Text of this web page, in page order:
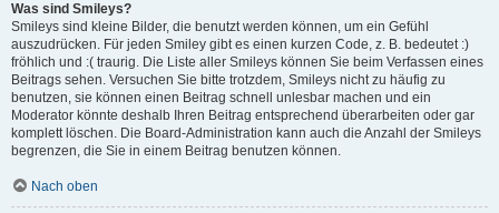
Was sind Smileys?
Smileys sind kleine Bilder, die benutzt werden können, um ein Gefühl
auszudrücken. Für jeden Smiley gibt es einen kurzen Code, z. B. bedeutet :)
fröhlich und :( traurig. Die Liste aller Smileys können Sie beim Verfassen eines
Beitrags sehen. Versuchen Sie bitte trotzdem, Smileys nicht zu häufig zu
benutzen, sie können einen Beitrag schnell unlesbar machen und ein
Moderator könnte deshalb Ihren Beitrag entsprechend überarbeiten oder gar
komplett löschen. Die Board-Administration kann auch die Anzahl der Smileys
begrenzen, die Sie in einem Beitrag benutzen können.
Nach oben